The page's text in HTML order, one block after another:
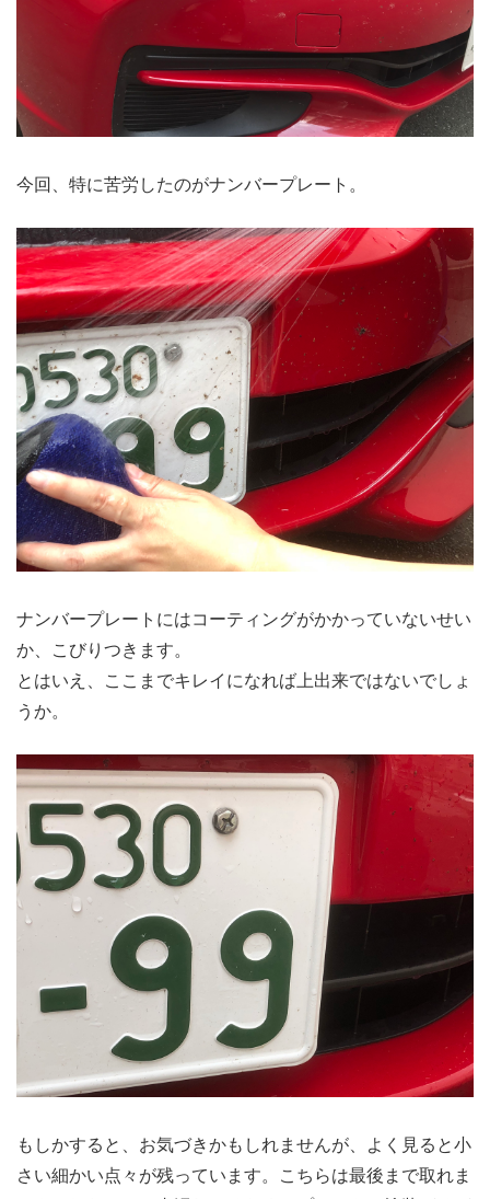
今回、特に苦労したのがナンバープレート。
ナンバープレートにはコーティングがかかっていないせい
か、こびりつきます。
とはいえ、ここまでキレイになれば上出来ではないでしょ
うか。
もしかすると、お気づきかもしれませんが、よく見ると小
さい細かい点々が残っています。こちらは最後まで取れま